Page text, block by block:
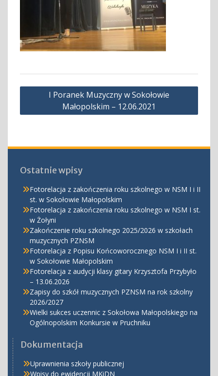
Nawigacja
I Poranek Muzyczny w Sokołowie
Małopolskim – 12.06.2021
Ostatnie wpisy
Fotorelacja z zakończenia roku szkolnego w NSM I i II
st. w Sokołowie Małopolskim
Fotorelacja z zakończenia roku szkolnego w NSM I st.
w Żołyni
Zakończenie roku szkolnego 2025/2026 w szkołach
muzycznych PZNSM
Fotorelacja z Popisu Końcoworocznego NSM I i II st.
w Sokołowie Małopolskim
Fotorelacja z audycji klasy gitary Krzysztofa Przybyło
– 13.06.2026
Zapisy do szkół muzycznych PZNSM na rok szkolny
2026/2027
Wielki sukces uczennic z Sokołowa Małopolskiego na
Ogólnopolskim Konkursie w Pruchniku
Dokumentacja
Uprawnienia szkoły publicznej
Wpisy do ewidencji MKiDN